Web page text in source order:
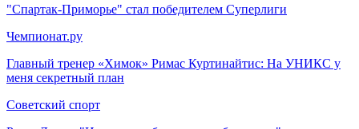
"Спартак-Приморье" стал победителем Суперлиги
Чемпионат.ру
Главный тренер «Химок» Римас Куртинайтис: На УНИКС у
меня секретный план
Советский спорт